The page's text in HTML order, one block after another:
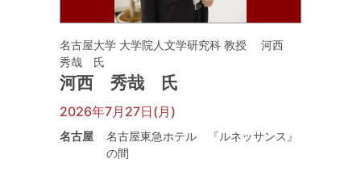
名古屋大学 大学院人文学研究科 教授 河西
秀哉 氏
河西 秀哉 氏
2026年7月27日(月)
名古屋
名古屋東急ホテル 『ルネッサンス』
の間